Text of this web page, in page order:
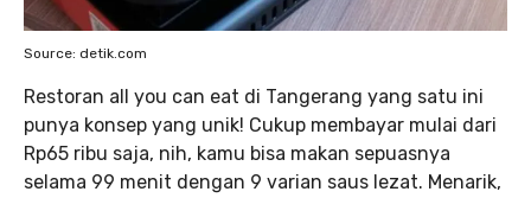
Source: detik.com
Restoran all you can eat di Tangerang yang satu ini
punya konsep yang unik! Cukup membayar mulai dari
Rp65 ribu saja, nih, kamu bisa makan sepuasnya
selama 99 menit dengan 9 varian saus lezat. Menarik,